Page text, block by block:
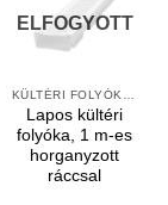
ELFOGYOTT
Lapos kültéri
folyóka, 1 m-es
horganyzott
ráccsal